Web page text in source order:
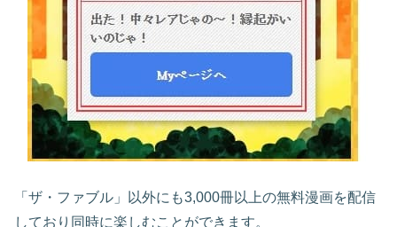
「ザ・ファブル」以外にも3,000冊以上の無料漫画を配信
しており同時に楽しむことができます。